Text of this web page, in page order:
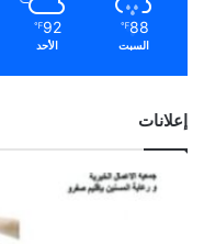
88
℉
السبت
92
℉
الأحد
إعلانات